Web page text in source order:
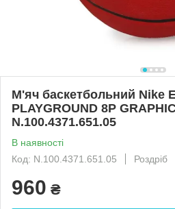
М'яч баскетбольний Nike
PLAYGROUND 8P
N.100.4371.651.05
В наявності
Код: N.100.4371.651.05
Роздріб
960 ₴